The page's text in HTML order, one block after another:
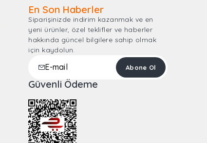
En Son Haberler
Siparişinizde indirim kazanmak ve en
yeni ürünler, özel teklifler ve haberler
hakkında güncel bilgilere sahip olmak
için kaydolun.
Güvenli Ödeme